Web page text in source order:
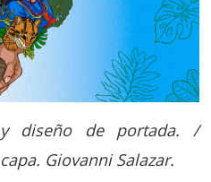
y diseño de portada. /
Giovanni Salazar.